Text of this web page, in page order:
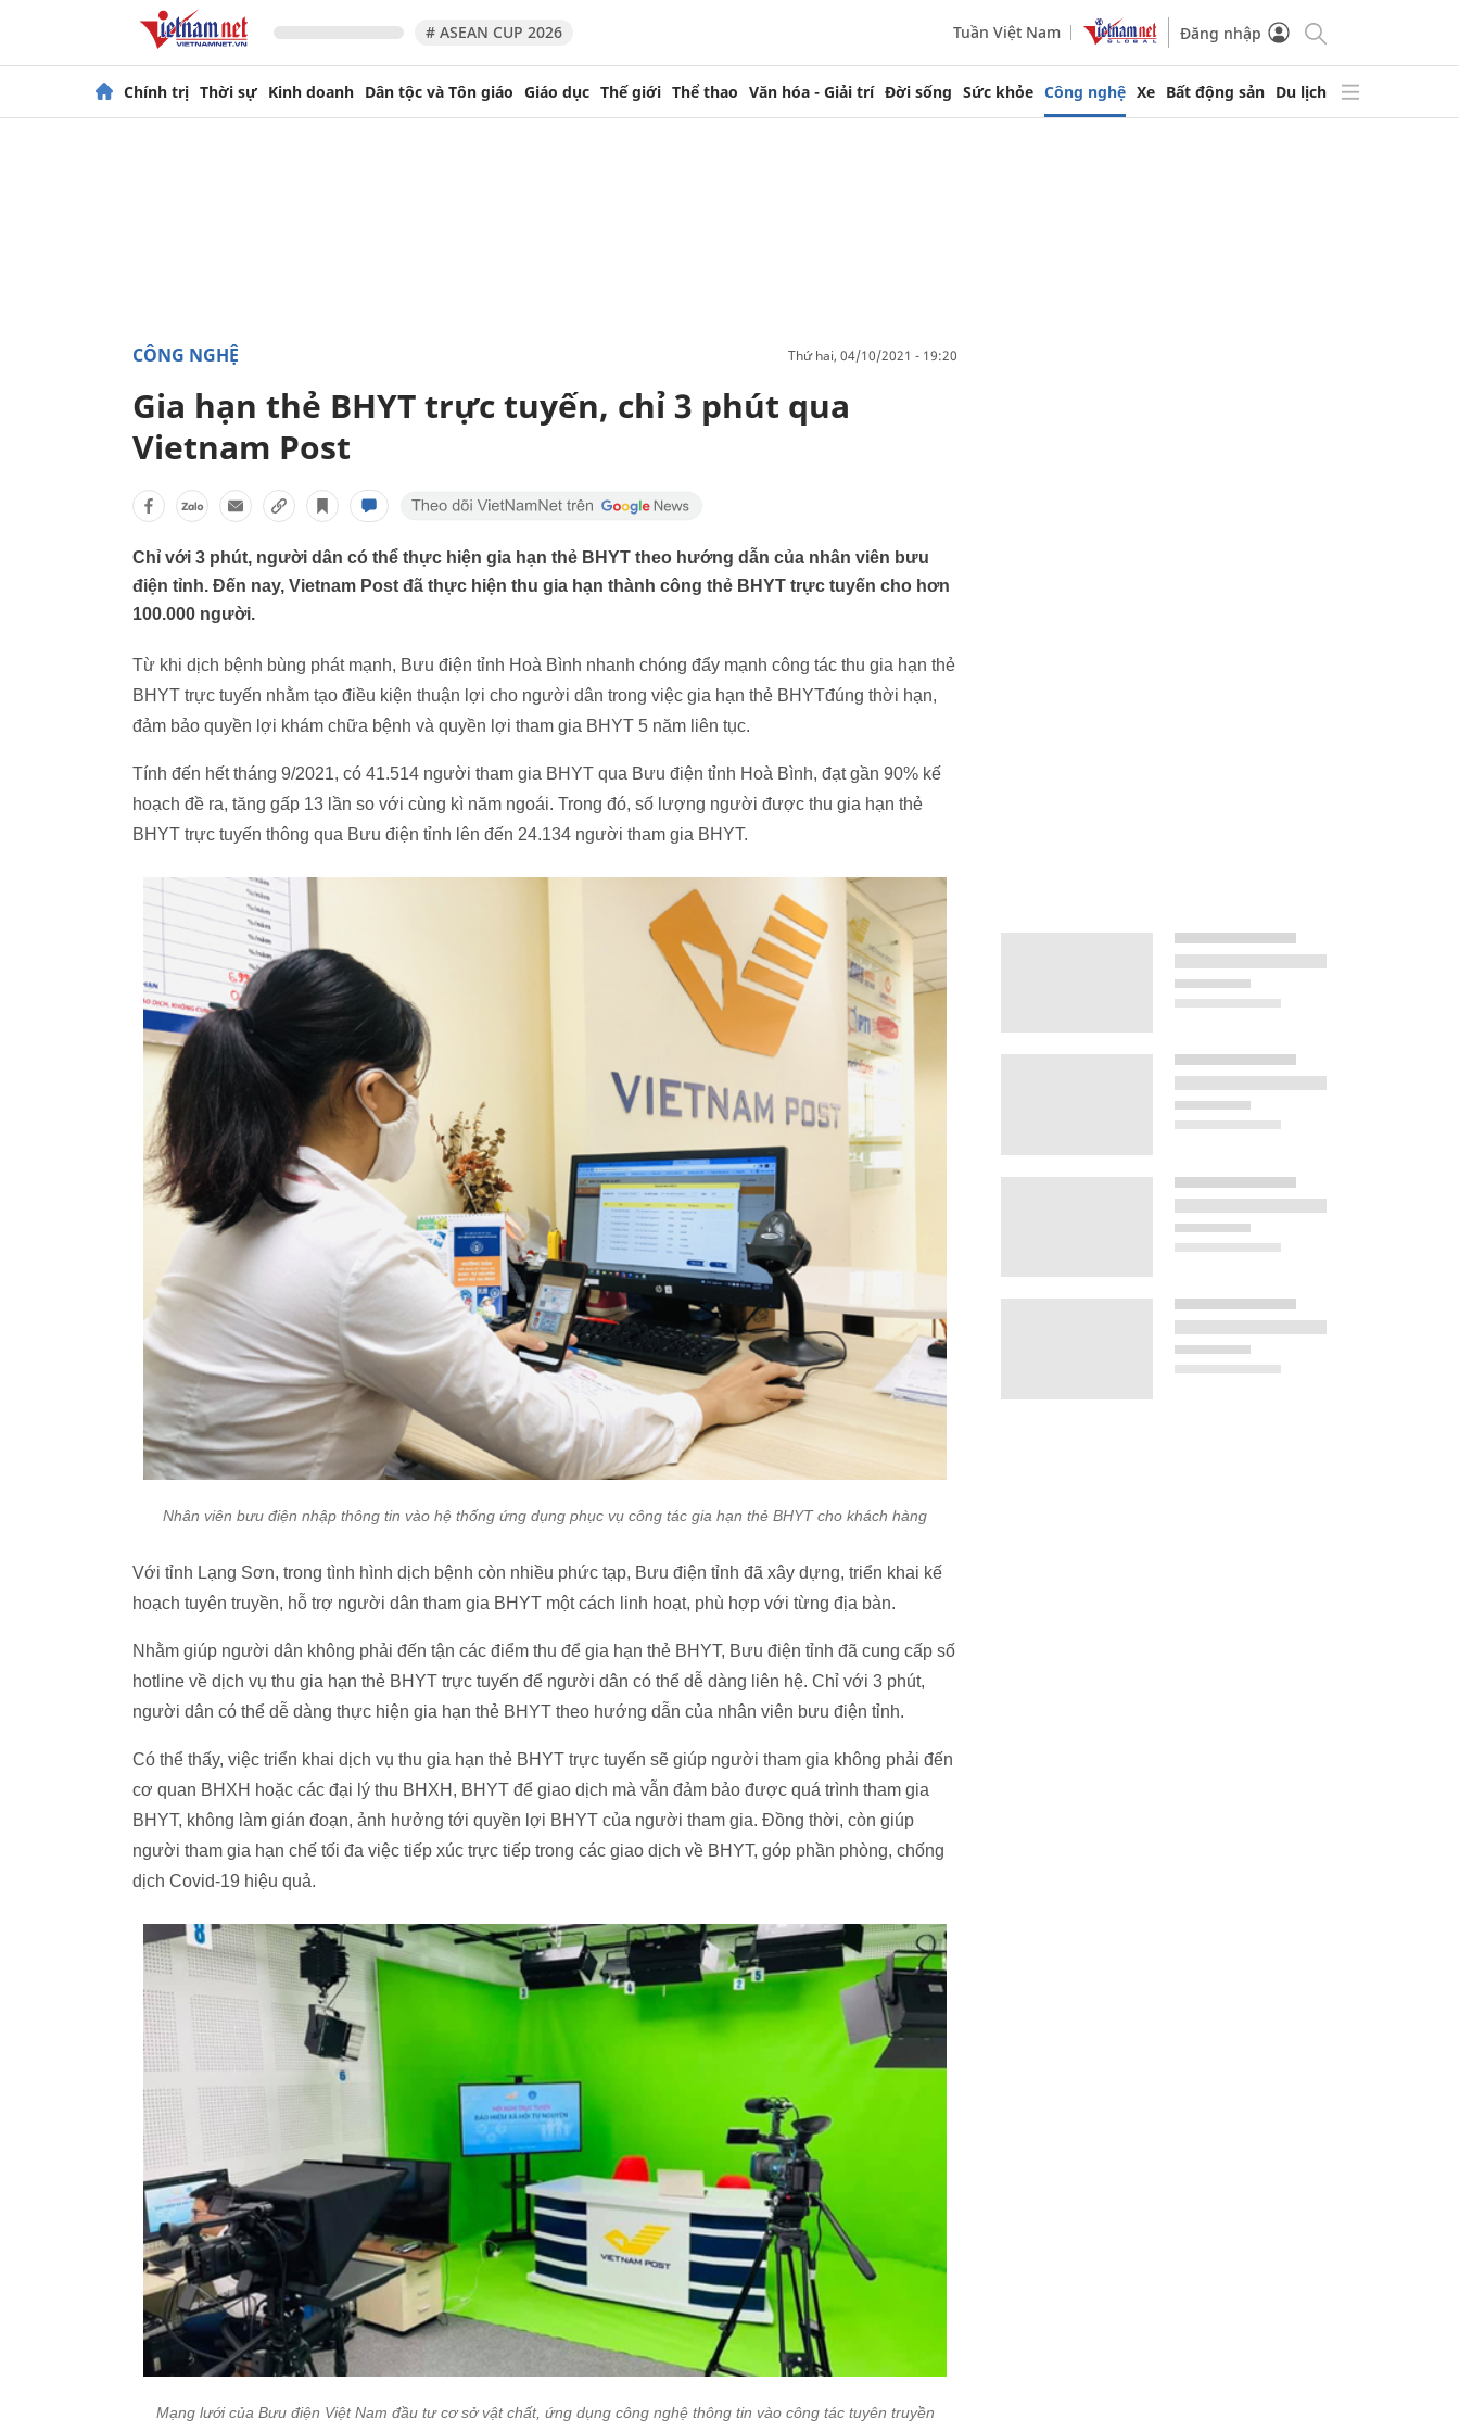
# ASEAN CUP 2026 Tuần Việt Nam Đăng nhập
Chính trị Thời sự Kinh doanh Dân tộc và Tôn giáo Giáo dục Thế giới Thể thao Văn hóa - Giải trí Đời sống Sức khỏe Công nghệ Xe Bất động sản Du lịch
CÔNG NGHỆ thứ hai, 04/10/2021 - 19:20
Gia hạn thẻ BHYT trực tuyến, chỉ 3 phút qua
Vietnam Post
Chỉ với 3 phút, người dân có thể thực hiện gia hạn thẻ BHYT theo hướng dẫn của nhân viên bưu
điện tỉnh. Đến nay, Vietnam Post đã thực hiện thu gia hạn thành công thẻ BHYT trực tuyến cho hơn
100.000 người.
Từ khi dịch bệnh bùng phát mạnh, Bưu điện tỉnh Hoà Bình nhanh chóng đẩy mạnh công tác thu gia hạn thẻ
BHYT trực tuyến nhằm tạo điều kiện thuận lợi cho người dân trong việc gia hạn thẻ BHYTđúng thời hạn,
đảm bảo quyền lợi khám chữa bệnh và quyền lợi tham gia BHYT 5 năm liên tục.
Tính đến hết tháng 9/2021, có 41.514 người tham gia BHYT qua Bưu điện tỉnh Hoà Bình, đạt gần 90% kế
hoạch đề ra, tăng gấp 13 lần so với cùng kì năm ngoái. Trong đó, số lượng người được thu gia hạn thẻ
BHYT trực tuyến thông qua Bưu điện tỉnh lên đến 24.134 người tham gia BHYT.
Nhân viên bưu điện nhập thông tin vào hệ thống ứng dụng phục vụ công tác gia hạn thẻ BHYT cho khách hàng
Với tỉnh Lạng Sơn, trong tình hình dịch bệnh còn nhiều phức tạp, Bưu điện tỉnh đã xây dựng, triển khai kế
hoạch tuyên truyền, hỗ trợ người dân tham gia BHYT một cách linh hoạt, phù hợp với từng địa bàn.
Nhằm giúp người dân không phải đến tận các điểm thu để gia hạn thẻ BHYT, Bưu điện tỉnh đã cung cấp số
hotline về dịch vụ thu gia hạn thẻ BHYT trực tuyến để người dân có thể dễ dàng liên hệ. Chỉ với 3 phút,
người dân có thể dễ dàng thực hiện gia hạn thẻ BHYT theo hướng dẫn của nhân viên bưu điện tỉnh.
Có thể thấy, việc triển khai dịch vụ thu gia hạn thẻ BHYT trực tuyến sẽ giúp người tham gia không phải đến
cơ quan BHXH hoặc các đại lý thu BHXH, BHYT để giao dịch mà vẫn đảm bảo được quá trình tham gia
BHYT, không làm gián đoạn, ảnh hưởng tới quyền lợi BHYT của người tham gia. Đồng thời, còn giúp
người tham gia hạn chế tối đa việc tiếp xúc trực tiếp trong các giao dịch về BHYT, góp phần phòng, chống
dịch Covid-19 hiệu quả.
Mạng lưới của Bưu điện Việt Nam đầu tư cơ sở vật chất, ứng dụng công nghệ thông tin vào công tác tuyên truyền